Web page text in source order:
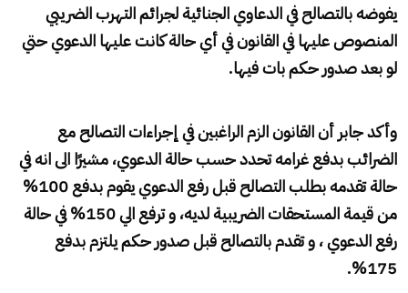
يفوضه بالتصالح في الدعاوي الجنائية لجرائم التهرب الضريبي
المنصوص عليها في القانون في أي حالة كانت عليها الدعوي حتي
لو بعد صدور حكم بات فيها.
وأكد جابر أن القانون الزم الراغبين في إجراءات التصالح مع
الضرائب بدفع غرامه تحدد حسب حالة الدعوي، مشيرًا الى انه في
حالة تقدمه بطلب التصالح قبل رفع الدعوي يقوم بدفع 100%
من قيمة المستحقات الضريبية لديه، و ترفع الي 150% في حالة
رفع الدعوي ، و تقدم بالتصالح قبل صدور حكم يلتزم بدفع
175%.